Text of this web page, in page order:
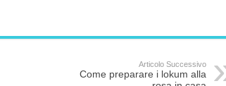
Articolo Successivo
Come preparare i lokum alla